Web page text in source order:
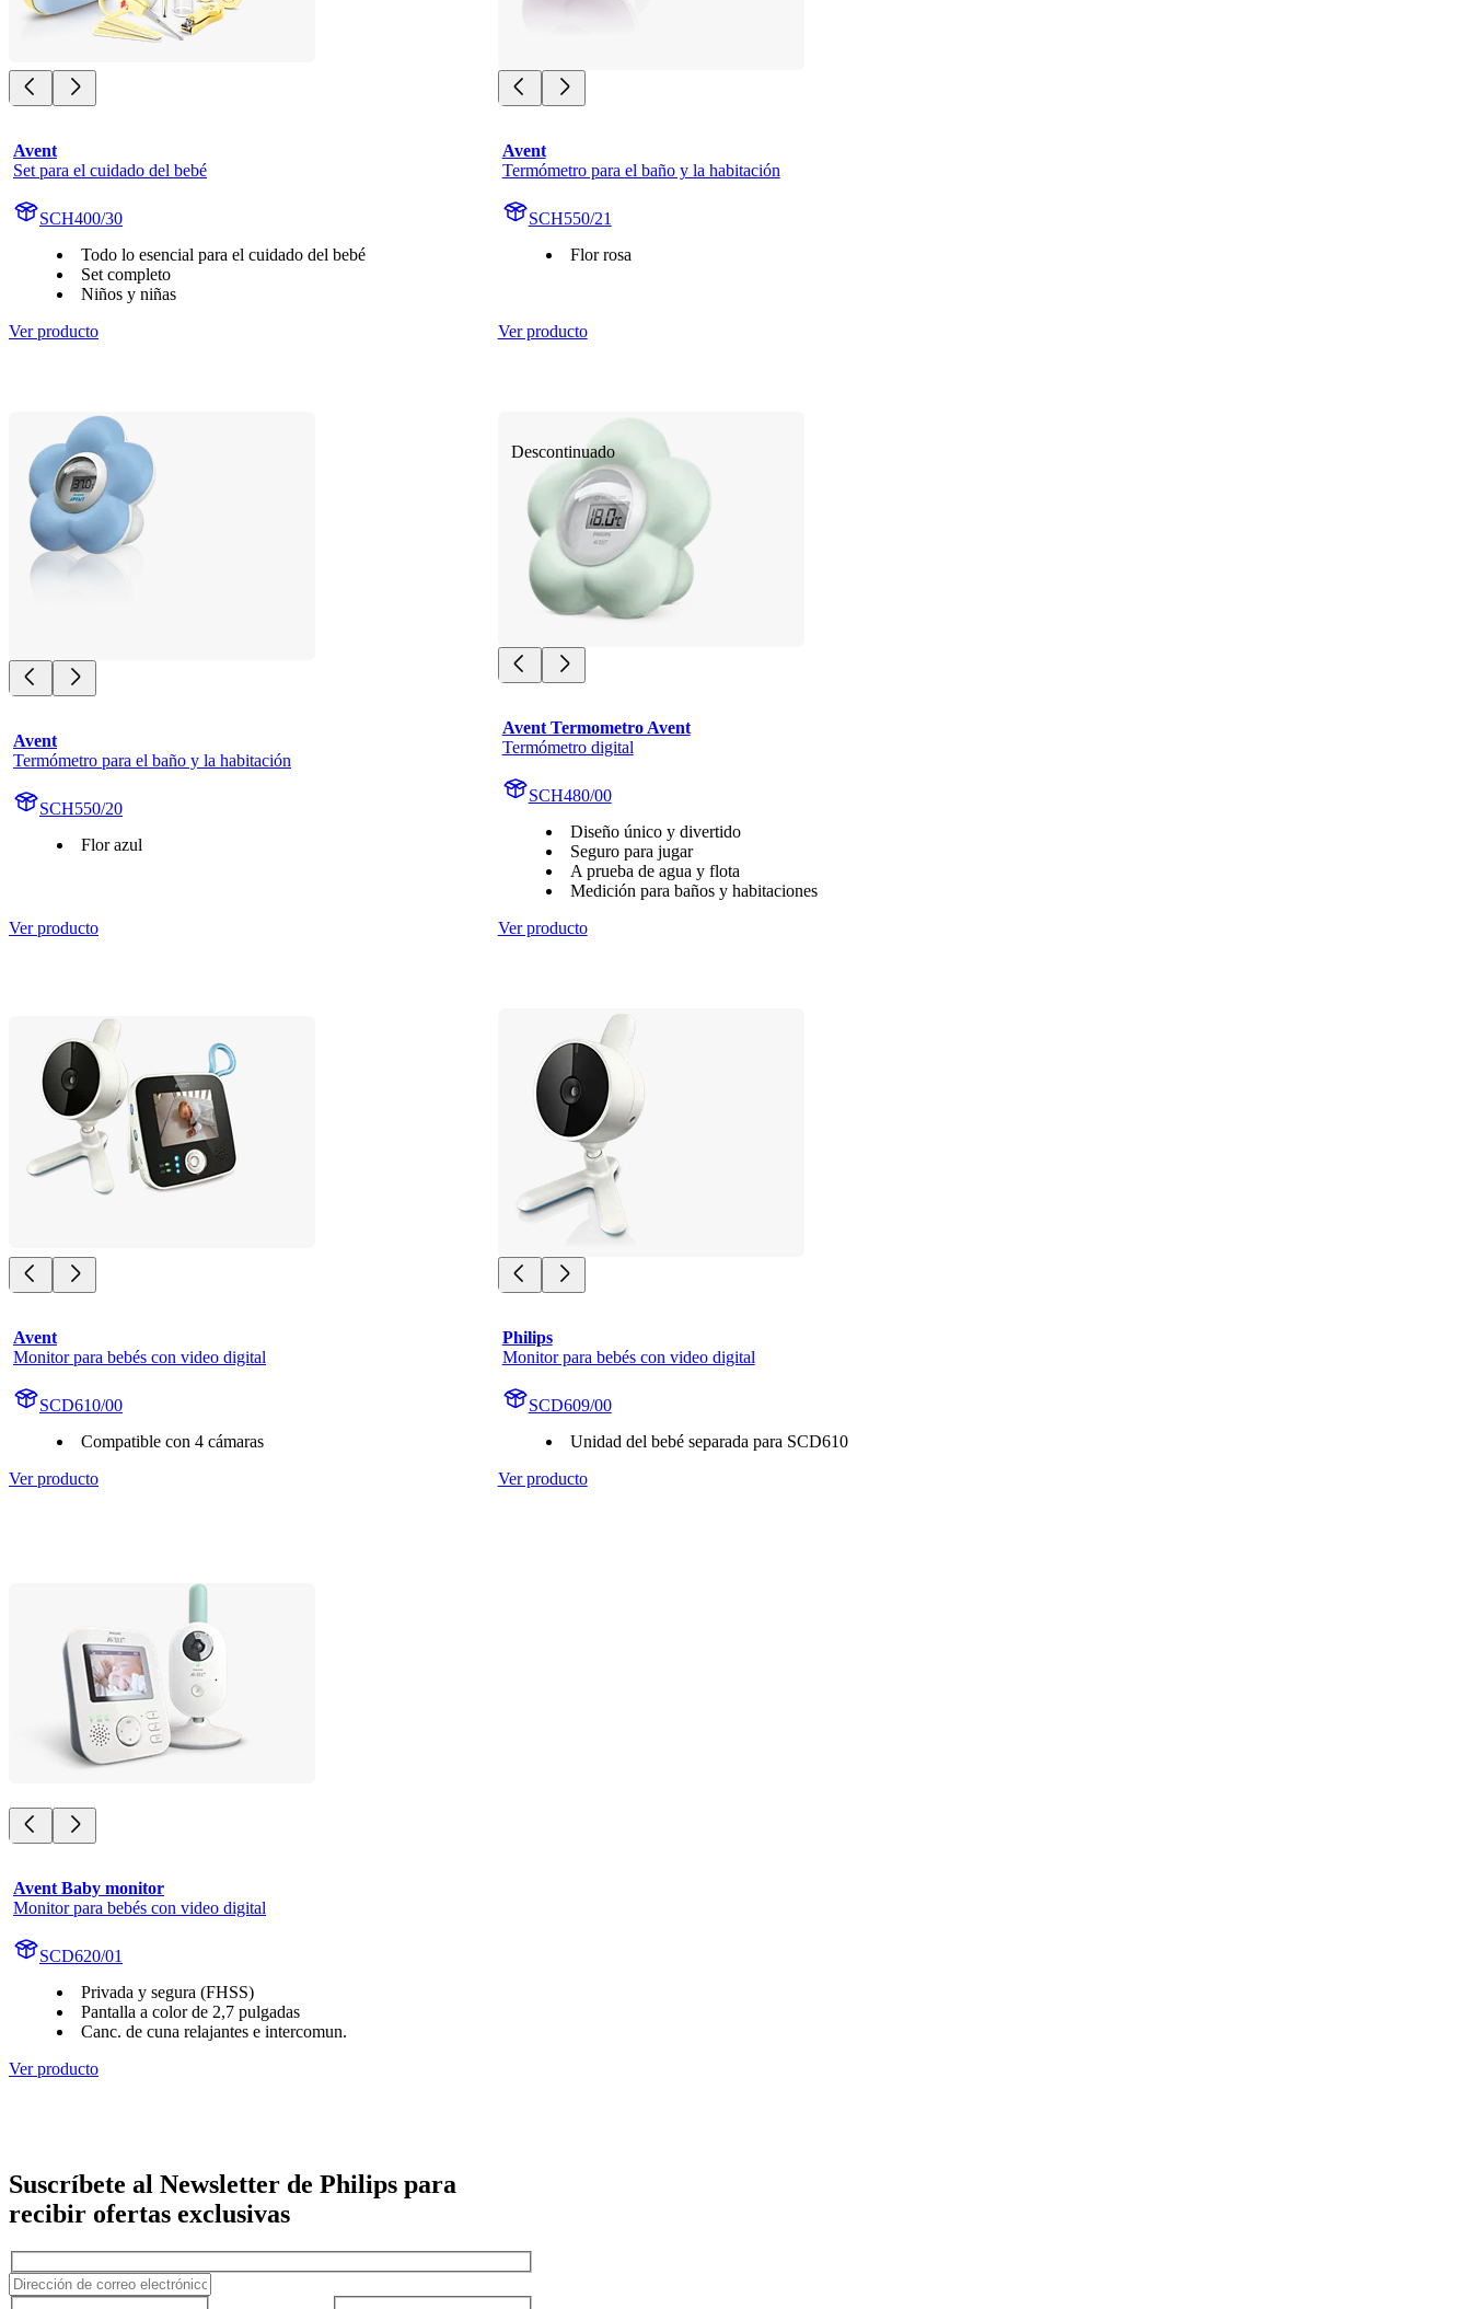
Avent
Set para el cuidado del bebé
SCH400/30
Todo lo esencial para el cuidado del bebé
Set completo
Niños y niñas
Ver producto
Avent
Termómetro para el baño y la habitación
SCH550/21
Flor rosa
Ver producto
Avent
Termómetro para el baño y la habitación
SCH550/20
Flor azul
Ver producto
Descontinuado
Avent Termometro Avent
Termómetro digital
SCH480/00
Diseño único y divertido
Seguro para jugar
A prueba de agua y flota
Medición para baños y habitaciones
Ver producto
Avent
Monitor para bebés con video digital
SCD610/00
Compatible con 4 cámaras
Ver producto
Philips
Monitor para bebés con video digital
SCD609/00
Unidad del bebé separada para SCD610
Ver producto
Avent Baby monitor
Monitor para bebés con video digital
SCD620/01
Privada y segura (FHSS)
Pantalla a color de 2,7 pulgadas
Canc. de cuna relajantes e intercomun.
Ver producto
Suscríbete al Newsletter de Philips para
recibir ofertas exclusivas